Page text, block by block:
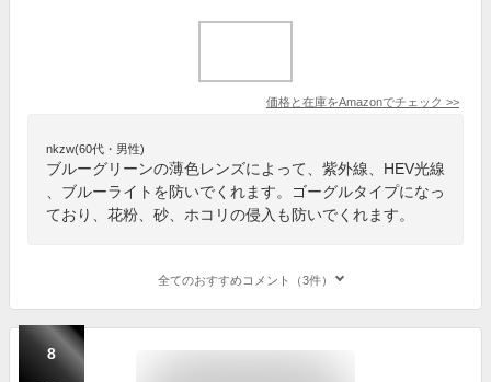
価格と在庫をAmazonでチェック >>
nkzw(60代・男性)
ブルーグリーンの薄色レンズによって、紫外線、HEV光線
、ブルーライトを防いでくれます。ゴーグルタイプになっ
ており、花粉、砂、ホコリの侵入も防いでくれます。
全てのおすすめコメント（3件）
8